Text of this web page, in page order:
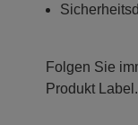
Folgen Sie
Produkt Label.